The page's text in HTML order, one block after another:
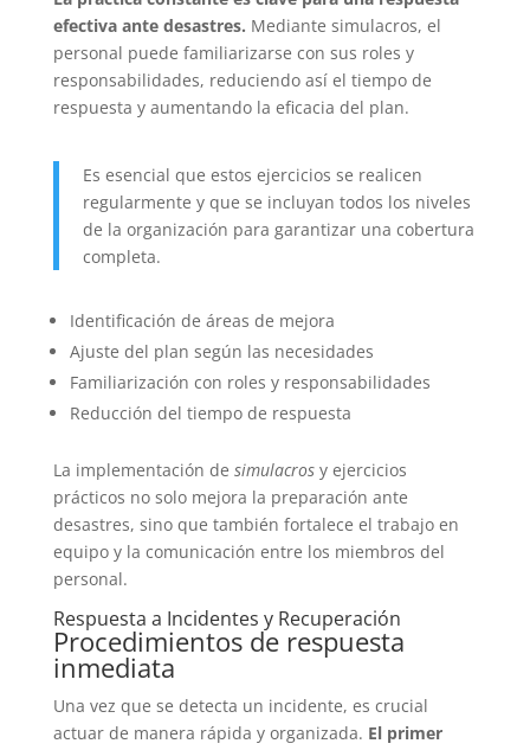
efectiva ante desastres. Mediante simulacros, el
personal puede familiarizarse con sus roles y
responsabilidades, reduciendo así el tiempo de
respuesta y aumentando la eficacia del plan.
Es esencial que estos ejercicios se realicen
regularmente y que se incluyan todos los niveles
de la organización para garantizar una cobertura
completa.
Identificación de áreas de mejora
Ajuste del plan según las necesidades
Familiarización con roles y responsabilidades
Reducción del tiempo de respuesta
La implementación de simulacrosy ejercicios
prácticos no solo mejora la preparación ante
desastres, sino que también fortalece el trabajo en
equipo y la comunicación entre los miembros del
personal.
Respuesta a Incidentes y Recuperación
Procedimientos de respuesta
inmediata
Una vez que se detecta un incidente, es crucial
actuar de manera rápida y organizada. El primer